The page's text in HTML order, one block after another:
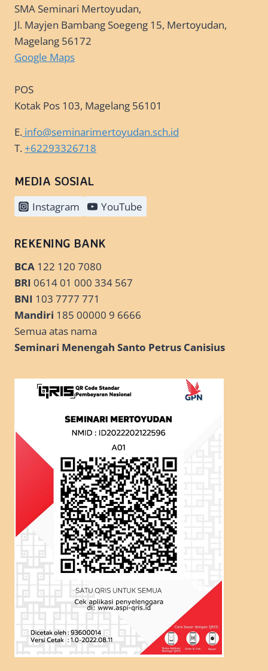
SMA Seminari Mertoyudan,
Jl. Mayjen Bambang Soegeng 15, Mertoyudan,
Magelang 56172
Google Maps
POS
Kotak Pos 103, Magelang 56101
E. info@seminarimertoyudan.sch.id
T.+62293326718
MEDIA SOSIAL
Instagram YouTube
REKENING BANK
BCA 122 120 7080
BRI 0614 01 000 334 567
BNI 103 7777 771
Mandiri 185 00000 9 6666
Semua atas nama
Seminari Menengah Santo Petrus Canisius